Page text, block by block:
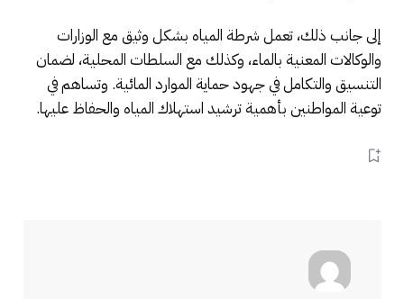
إلى جانب ذلك، تعمل شرطة المياه بشكل وثيق مع الوزارات
والوكالات المعنية بالماء، وكذلك مع السلطات المحلية، لضمان
التنسيق والتكامل في جهود حماية الموارد المائية. وتساهم في
توعية المواطنين بأهمية ترشيد استهلاك المياه والحفاظ عليها.